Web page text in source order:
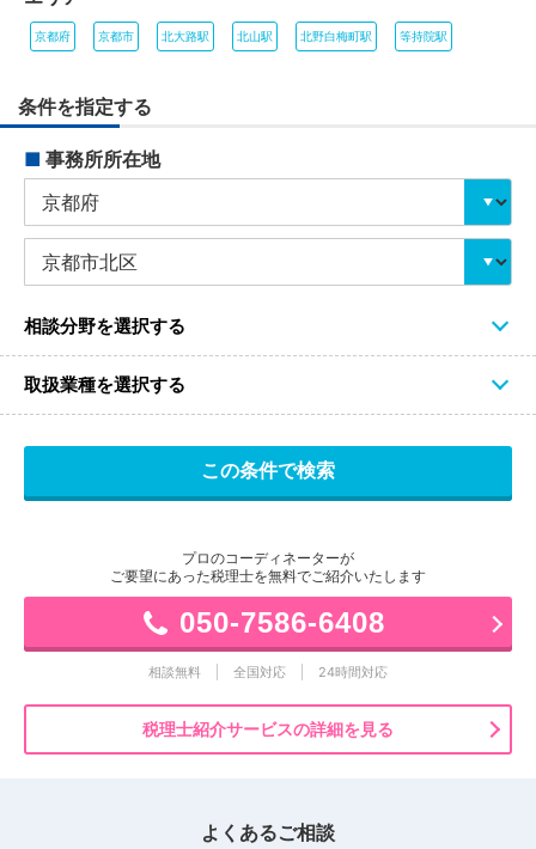
京都府 京都市 北大路駅 北山駅 北野白梅町駅 等持院駅
条件を指定する
■ 事務所所在地
相談分野を選択する
取扱業種を選択する
プロのコーディネーターが
ご要望にあった税理士を無料でご紹介いたします
050-7586-6408
相談無料 全国対応 24時間対応
税理士紹介サービスの詳細を見る
よくあるご相談